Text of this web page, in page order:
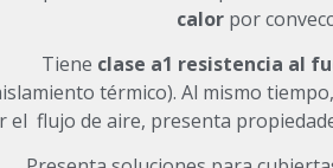
calor por
Tiene clase a1 resistencia al
térmico). Al mismo
el flujo de aire, presenta